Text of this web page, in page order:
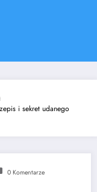
i sekret udanego
0 Komentarze